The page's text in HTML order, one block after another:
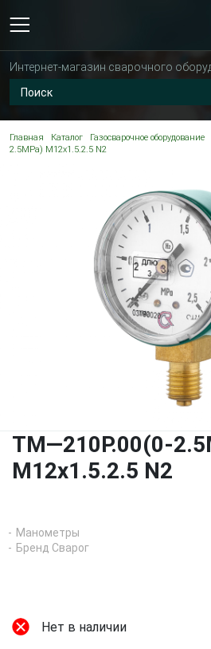
Интернет-магазин сварочного
Главная Каталог Газосварочное оборудование
2.5МРа) M12x1.5.2.5 N2
ТМ—210Р.00(0-
M12x1.5.2.5 N2
Манометры
Бренд Сварог
Нет в наличии